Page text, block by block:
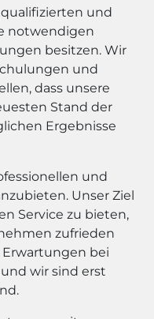
und
notwendigen
besitzen. Wir
und
dass unsere
Stand der
Ergebnisse
und
Unser Ziel
Service zu bieten,
zufrieden
Erwartungen bei
wir sind erst